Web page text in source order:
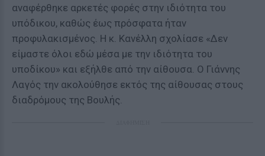
αναφέρθηκε αρκετές φορές στην ιδιότητα του
υπόδικου, καθώς έως πρόσφατα ήταν
προφυλακισμένος. Η κ. Κανέλλη σχολίασε «Δεν
είμαστε όλοι εδώ μέσα με την ιδιότητα του
υποδίκου» και εξήλθε από την αίθουσα. Ο Γιάννης
Λαγός την ακολούθησε εκτός της αίθουσας στους
διαδρόμους της Βουλής.